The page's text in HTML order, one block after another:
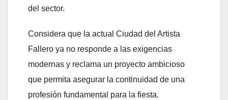
del sector.
Considera que la actual Ciudad del Artista
Fallero ya no responde a las exigencias
modernas y reclama un proyecto ambicioso
que permita asegurar la continuidad de una
profesión fundamental para la fiesta.